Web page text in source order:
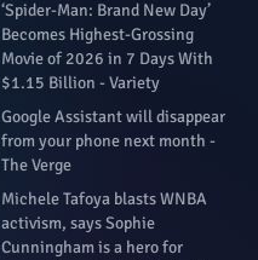
‘Spider-Man: Brand New Day’
Becomes Highest-Grossing
Movie of 2026 in 7 Days With
$1.15 Billion - Variety
Google Assistant will disappear
from your phone next month -
The Verge
Michele Tafoya blasts WNBA
activism, says Sophie
Cunningham is a hero for